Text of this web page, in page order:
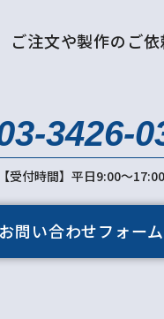
ご注文や製作のご
3426-
【受付時間】平日9:00～17:00
お問い合わせフォーム